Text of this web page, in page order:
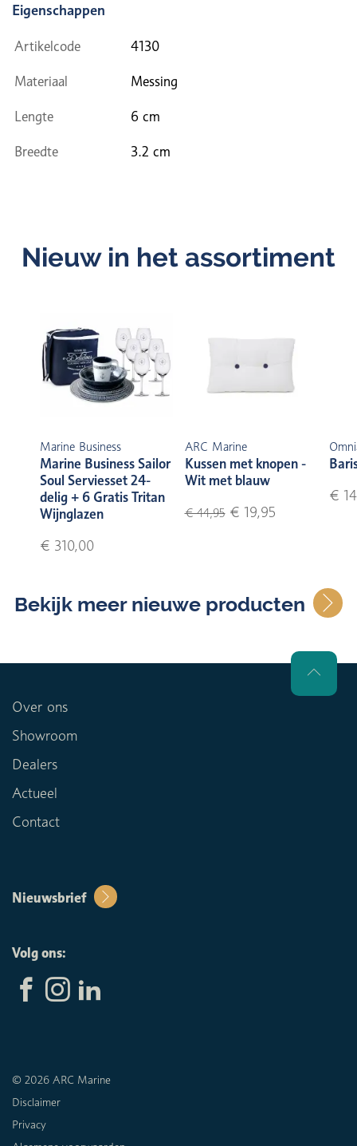
Eigenschappen
Artikelcode 4130
Materiaal Messing
Lengte 6 cm
Breedte 3.2 cm
Nieuw in het assortiment
Marine Business
Marine Business Sailor
Soul Serviesset 24-
delig + 6 Gratis Tritan
Wijnglazen
€ 310,00
ARC Marine
Kussen met knopen -
Wit met blauw
€ 44,95€ 19,95
€
Bekijk meer nieuwe producten
Over ons
Showroom
Dealers
Actueel
Contact
Nieuwsbrief
Volg ons:
© 2026 ARC Marine
Disclaimer
Privacy